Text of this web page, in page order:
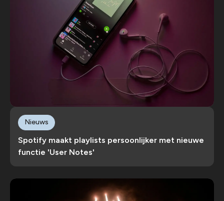
Spotify maakt playlists persoonlijker met nieuwe
functie 'User Notes'
Nieuws